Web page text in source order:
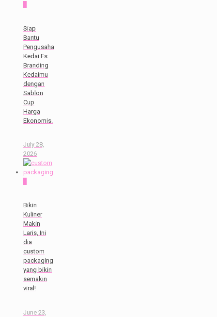
Siap
Bantu
Pengusaha
Kedai Es
Branding
Kedaimu
dengan
Sablon
Cup
Harga
Ekonomis.
July 28,
2026
Bikin
Kuliner
Makin
Laris, Ini
dia
custom
packaging
yang bikin
semakin
viral!
June 23,